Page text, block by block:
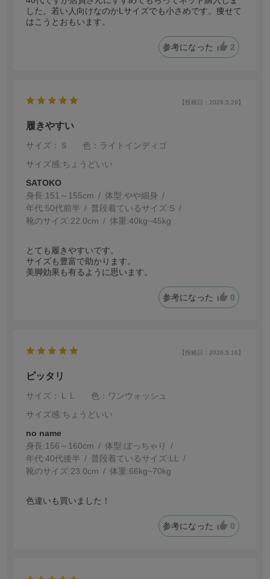
した。若い人向けなのかLサイズでも小さめです。痩せて
はこうとおもいます。
参考になった 2
【投稿日：2026.5.29】
履きやすい
サイズ：Ｓ
色：ライトインディゴ
サイズ感:ちょうどいい
SATOKO
身長:151～155cm 体型:細身
年代:50代前半 普段着ているサイズ:S
靴のサイズ:22.0cm 体重:40kg~45kg
とても履きやすいです。
サイズも豊富で助かります。
美脚効果も有るように思います。
参考になった 0
【投稿日：2026.5.16】
ピッタリ
サイズ：ＬＬ
色：ワンウォッシュ
サイズ感:ちょうどいい
no name
身長:156～160cm 体型:ぽっちゃり
年代:40代後半 普段着ているサイズ:LL
靴のサイズ:23.0cm 体重:66kg~70kg
色違いも買いました！
参考になった 0